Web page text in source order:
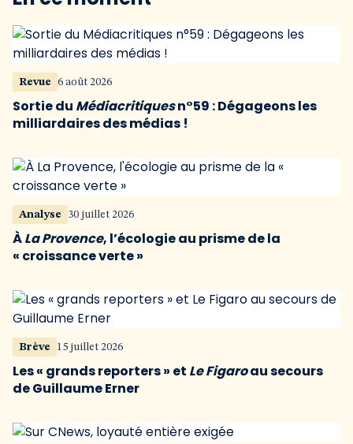
Revue 6 août 2026
Sortie du Médiacritiquesn°59 : Dégageons les
milliardaires des médias !
Analyse 30 juillet 2026
ÀLa Provence, l’écologie au prisme de la
« croissance verte »
Brève 15 juillet 2026
Les « grands reporters » et Le Figaroau secours
de Guillaume Erner